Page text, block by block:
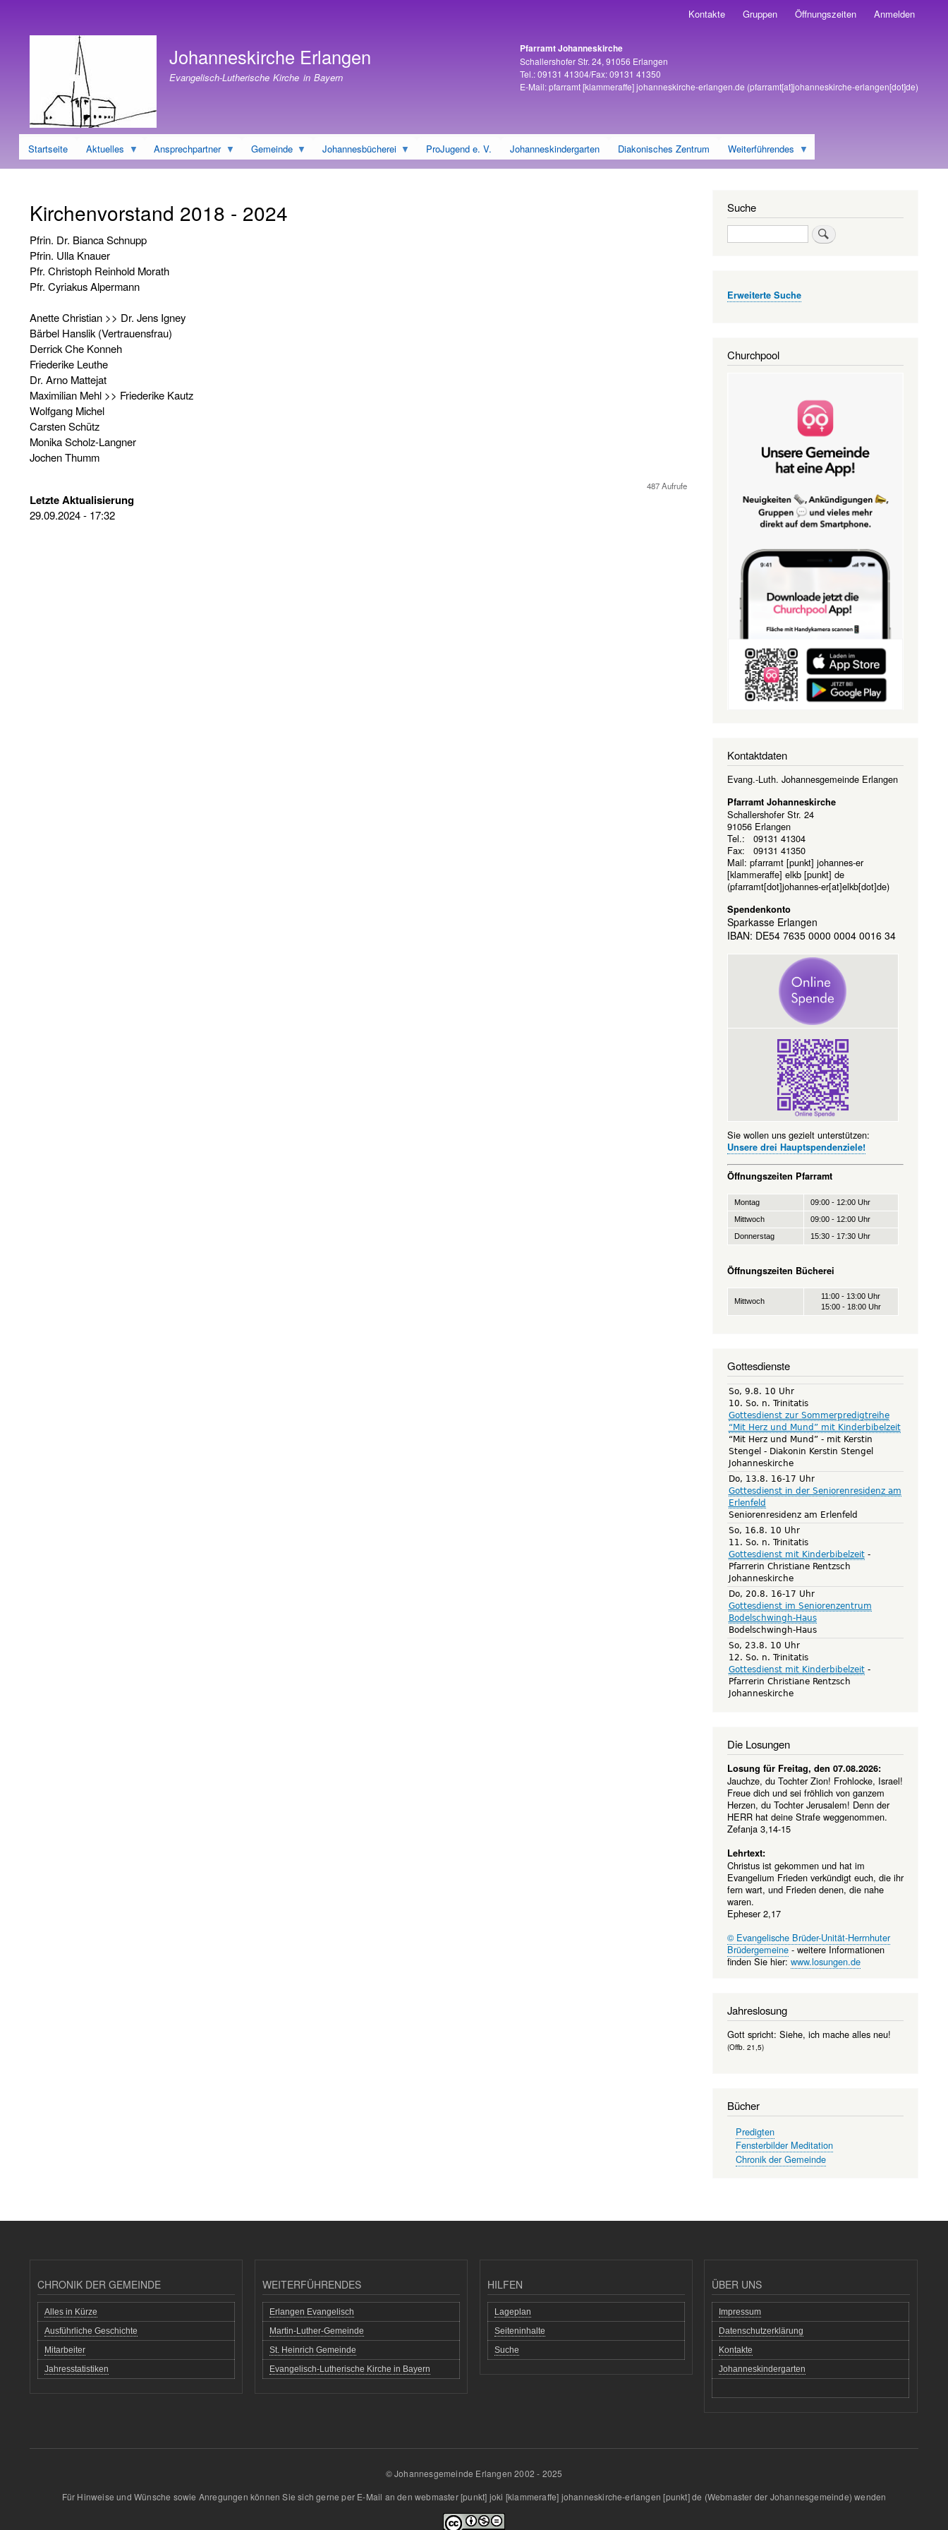
Kontakte Gruppen Öffnungszeiten Anmelden
Adresse
Pfarramt Johanneskirche
Schallershofer Str. 24, 91056 Erlangen
Tel.: 09131 41304/Fax: 09131 41350
E-Mail:pfarramt[klammeraffe]johanneskirche-erlangen.de (pfarramt[at]johanneskirche-erlangen[dot]de)
Johanneskirche Erlangen
Evangelisch-Lutherische Kirche in Bayern
Startseite Aktuelles Ansprechpartner Gemeinde Johannesbücherei ProJugend e. V. Johanneskindergarten Diakonisches Zentrum Weiterführendes
Kirchenvorstand 2018 - 2024
Pfrin. Dr. Bianca Schnupp
Pfrin. Ulla Knauer
Pfr. Christoph Reinhold Morath
Pfr. Cyriakus Alpermann
Anette Christian >> Dr. Jens Igney
Bärbel Hanslik (Vertrauensfrau)
Derrick Che Konneh
Friederike Leuthe
Dr. Arno Mattejat
Maximilian Mehl >> Friederike Kautz
Wolfgang Michel
Carsten Schütz
Monika Scholz-Langner
Jochen Thumm
487 Aufrufe
Letzte Aktualisierung
29.09.2024 - 17:32
Suche
Suche
Erweiterte Suche
Churchpool
Kontaktdaten
Evang.-Luth. Johannesgemeinde Erlangen
Pfarramt Johanneskirche
Schallershofer Str. 24
91056 Erlangen
Tel.: 09131 41304
Fax: 09131 41350
Mail: pfarramt[punkt] johannes-er
[klammeraffe] elkb[punkt] de
(pfarramt[dot]johannes-er[at]elkb[dot]de)
Spendenkonto
Sparkasse Erlangen
IBAN: DE54 7635 0000 0004 0016 34
Sie wollen uns gezielt unterstützen:
Unsere drei Hauptspendenziele!
Öffnungszeiten Pfarramt
Montag
09:00 - 12:00 Uhr
Mittwoch
09:00 - 12:00 Uhr
Donnerstag
15:30 - 17:30 Uhr
Öffnungszeiten Bücherei
Mittwoch
11:00 - 13:00 Uhr
15:00 - 18:00 Uhr
Gottesdienste
So, 9.8. 10 Uhr
10. So. n. Trinitatis
Gottesdienst zur Sommerpredigtreihe
“Mit Herz und Mund” mit Kinderbibelzeit
“Mit Herz und Mund” - mit Kerstin
Stengel
Diakonin Kerstin Stengel
Johanneskirche
Do, 13.8. 16-17 Uhr
Gottesdienst in der Seniorenresidenz am
Erlenfeld
Seniorenresidenz am Erlenfeld
So, 16.8. 10 Uhr
11. So. n. Trinitatis
Gottesdienst mit Kinderbibelzeit
Pfarrerin Christiane Rentzsch
Johanneskirche
Do, 20.8. 16-17 Uhr
Gottesdienst im Seniorenzentrum
Bodelschwingh-Haus
Bodelschwingh-Haus
So, 23.8. 10 Uhr
12. So. n. Trinitatis
Gottesdienst mit Kinderbibelzeit
Pfarrerin Christiane Rentzsch
Johanneskirche
Die Losungen
Losung für Freitag, den 07.08.2026:
Jauchze, du Tochter Zion! Frohlocke, Israel!
Freue dich und sei fröhlich von ganzem
Herzen, du Tochter Jerusalem! Denn der
HERR hat deine Strafe weggenommen.
Zefanja 3,14-15
Lehrtext:
Christus ist gekommen und hat im
Evangelium Frieden verkündigt euch, die ihr
fern wart, und Frieden denen, die nahe
waren.
Epheser 2,17
© Evangelische Brüder-Unität-Herrnhuter
Brüdergemeine- weitere Informationen
finden Sie hier:www.losungen.de
Jahreslosung
Gott spricht: Siehe, ich mache alles neu!
(Offb. 21,5)
Bücher
Predigten
Fensterbilder Meditation
Chronik der Gemeinde
CHRONIK DER GEMEINDE
Alles in Kürze
Ausführliche Geschichte
Mitarbeiter
Jahresstatistiken
WEITERFÜHRENDES
Erlangen Evangelisch
Martin-Luther-Gemeinde
St. Heinrich Gemeinde
Evangelisch-Lutherische Kirche in Bayern
HILFEN
Lageplan
Seiteninhalte
Suche
ÜBER UNS
Impressum
Datenschutzerklärung
Kontakte
Johanneskindergarten
© Johannesgemeinde Erlangen 2002 - 2025
Für Hinweise und Wünsche sowie Anregungen können Sie sich gerne per E-Mail an denwebmaster[punkt] joki [klammeraffe] johanneskirche-erlangen [punkt]de (Webmaster der Johannesgemeinde) wenden